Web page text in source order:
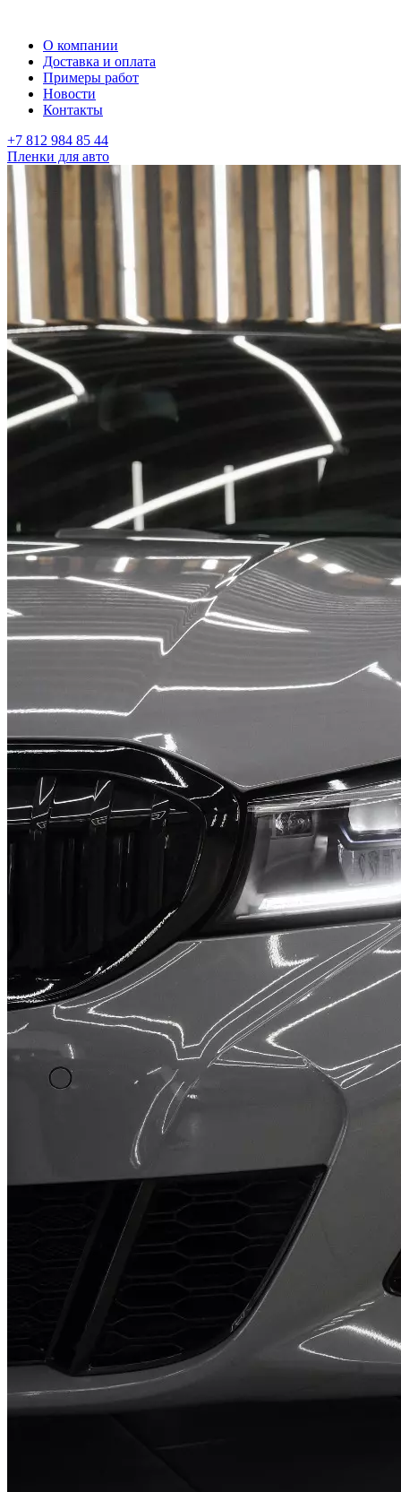
О компании
Доставка и оплата
Примеры работ
Новости
Контакты
+7 812 984 85 44
Пленки для авто